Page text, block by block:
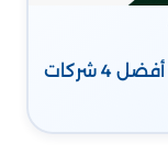
ما هو شبكة توصيل المحتوى CDN؟ أفضل 4 شركات